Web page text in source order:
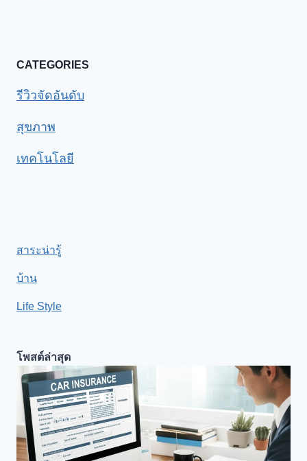
CATEGORIES
รีวิวจัดอันดับ
สุขภาพ
เทคโนโลยี
สาระน่ารู้
บ้าน
Life Style
โพสต์ล่าสุด